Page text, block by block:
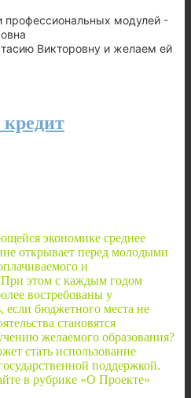
профессиональных модулей -
Викторовну и желаем ей
экономике среднее
открывает перед молодыми
и
этом с каждым годом
востребованы у
если бюджетного места не
становятся
желаемого образования?
стать использование
поддержкой.
в рубрике «О Проекте»